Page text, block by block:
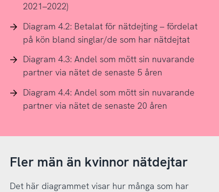
2021–2022)
Diagram 4.2: Betalat för nätdejting – fördelat
på kön bland singlar/de som har nätdejtat
Diagram 4.3: Andel som mött sin nuvarande
partner via nätet de senaste 5 åren
Diagram 4.4: Andel som mött sin nuvarande
partner via nätet de senaste 20 åren
Fler män än kvinnor nätdejtar
Det här diagrammet visar hur många som har